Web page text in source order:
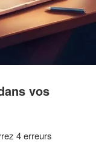
vos
4 erreurs